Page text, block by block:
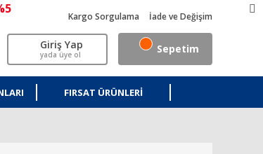
Kargo Sorgulama İade ve Değişim
Giriş Yap
yada üye ol Sepetim
FIRSAT ÜRÜNLERI